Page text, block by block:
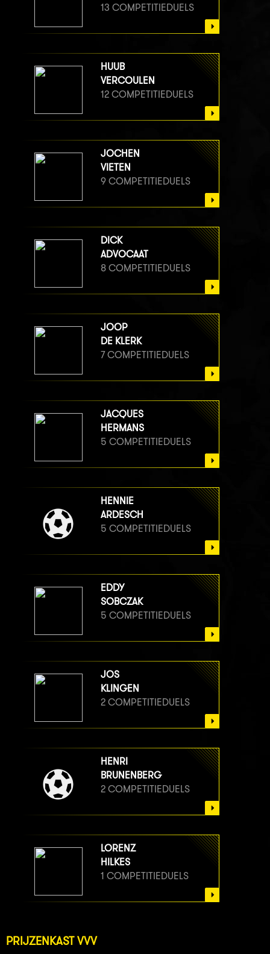
13 COMPETITIEDUELS
HUUB
VERCOULEN
12 COMPETITIEDUELS
JOCHEN
VIETEN
9 COMPETITIEDUELS
DICK
ADVOCAAT
8 COMPETITIEDUELS
JOOP
DE KLERK
7 COMPETITIEDUELS
JACQUES
HERMANS
5 COMPETITIEDUELS
HENNIE
ARDESCH
5 COMPETITIEDUELS
EDDY
SOBCZAK
5 COMPETITIEDUELS
JOS
KLINGEN
2 COMPETITIEDUELS
HENRI
BRUNENBERG
2 COMPETITIEDUELS
LORENZ
HILKES
1 COMPETITIEDUELS
PRIJZENKAST VVV